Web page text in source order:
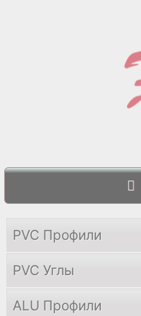
PVC Профили
PVC Углы
ALU Профили